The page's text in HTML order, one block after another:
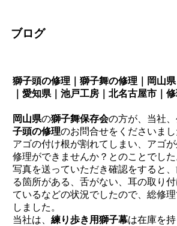
ブログ
獅子頭の修理｜獅子舞の修理｜岡山
｜愛知県｜池戸工房｜北名古屋市｜
岡山県の獅子舞保存会の方が、当社、
子頭の修理のお問合せをくださいまし
アゴの付け根が割れてしまい、アゴ
修理ができませんか？とのことでした
写真を送っていただき確認をすると
る箇所がある、舌がない、耳の取り
ているなどの状況でしたので、総修
しました。
当社は、 練り歩き用獅子幕は在庫を